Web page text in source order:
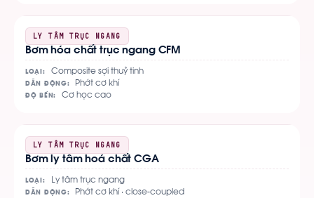
LY TÂM TRỤC NGANG
Bơm hóa chất trục ngang CFM
LOẠI: Composite sợi thuỷ tinh
DẪN ĐỘNG: Phớt cơ khí
ĐỘ BỀN: Cơ học cao
Xem
chi
tiết
LY TÂM TRỤC NGANG
Bơm ly tâm hoá chất CGA
LOẠI: Ly tâm trục ngang
DẪN ĐỘNG: Phớt cơ khí · close-coupled
Xem
chi
tiết